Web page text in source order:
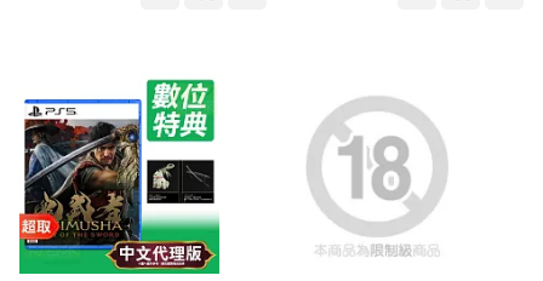
James(1)
Johnathan S.(1) Josh(1)
Journals(1)
現在可購買商品(504)
價格
範圍